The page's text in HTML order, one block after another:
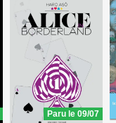
Paru le 09/07